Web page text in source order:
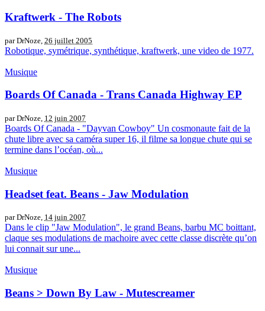
Kraftwerk - The Robots
par DrNoze, 26 juillet 2005
Robotique, symétrique, synthétique, kraftwerk, une video de 1977.
Musique
Boards Of Canada - Trans Canada Highway EP
par DrNoze, 12 juin 2007
Boards Of Canada - "Dayvan Cowboy" Un cosmonaute fait de la
chute libre avec sa caméra super 16, il filme sa longue chute qui se
termine dans l’océan, où...
Musique
Headset feat. Beans - Jaw Modulation
par DrNoze, 14 juin 2007
Dans le clip "Jaw Modulation", le grand Beans, barbu MC boittant,
claque ses modulations de machoire avec cette classe discrète qu’on
lui connait sur une...
Musique
Beans > Down By Law - Mutescreamer